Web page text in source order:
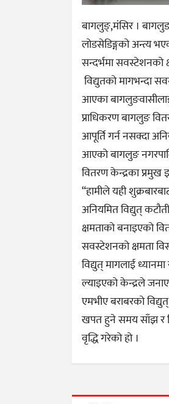
बागलुङ्,मंसिर ।
लोडसेडिङ्गको अन्त्य
सन्दर्भमा सवस्टेशनको
विद्युतको मागभन्दा
आएका
प्राधिकरण बागलुङ
आपूर्ति गर्न नसक्दा
आएको बागलुङ
वितरण केन्द्रका प्रमुख
“हामीले यही
अनियमित विद्युत्
क्षमताको बनाइएको
सवस्टेशनको क्षमता
विद्युत् मागलाई
ल्याइएको केन्द्रले
एमभीए बराबरको
खपत हुने समय साँझ र
वृद्धि गरेको हो ।